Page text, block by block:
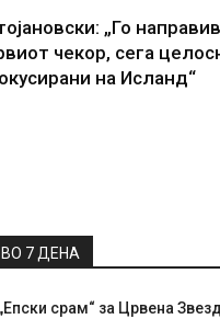
„Го
чекор, сега
на Исланд“
7 ДЕНА
„Епски срам“ за Црвена